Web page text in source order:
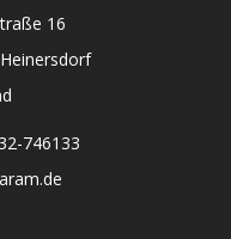
16
746133